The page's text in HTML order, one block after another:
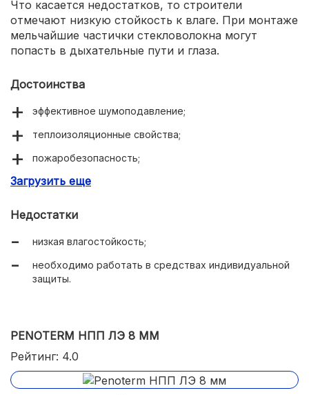
Что касается недостатков, то строители
отмечают низкую стойкость к влаге. При монтаже
мельчайшие частички стекловолокна могут
попасть в дыхательные пути и глаза.
Достоинства
эффективное шумоподавление;
теплоизоляционные свойства;
пожаробезопасность;
простой монтаж.
Загрузить еще
Недостатки
низкая влагостойкость;
необходимо работать в средствах индивидуальной
защиты.
PENOTERM НПП ЛЭ 8 ММ
Рейтинг: 4.0